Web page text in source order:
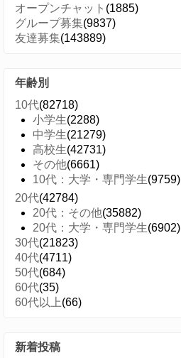
オープンチャット (1885)
グループ募集(9837)
友達募集(143889)
年齢別
10代(82718)
小学生(2288)
中学生(21279)
高校生(42731)
その他(6661)
10代：大学・専門学生(9759)
20代(42784)
20代：その他(35882)
20代：大学・専門学生(6902)
30代(21823)
40代(4711)
50代(684)
60代(35)
60代以上(66)
新着投稿